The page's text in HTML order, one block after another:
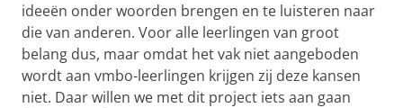
ideeën onder woorden brengen en te luisteren naar
die van anderen. Voor alle leerlingen van groot
belang dus, maar omdat het vak niet aangeboden
wordt aan vmbo-leerlingen krijgen zij deze kansen
niet. Daar willen we met dit project iets aan gaan